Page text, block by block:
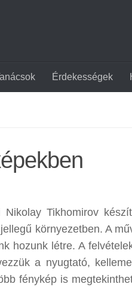
Érdekességek
Tikhomirov
környezetben. A
hozunk létre. A
a nyugtató,
fénykép is